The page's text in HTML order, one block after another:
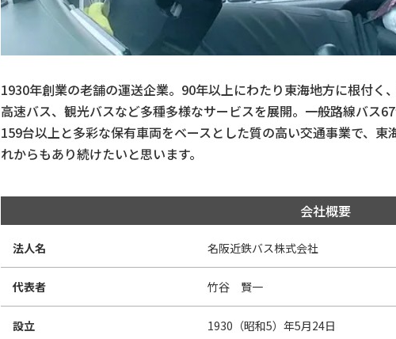
1930年創業の老舗の運送企業。90年以上にわたり東海地方に根付く
高速バス、観光バスなど多種多様なサービスを展開。一般路線バス
159台以上と多彩な保有車両をベースとした質の高い交通事業で、
れからもあり続けたいと思います。
会社概要
法人名 名阪近鉄バス株式会社
代表者 竹谷 賢一
設立 1930（昭和5）年5月24日